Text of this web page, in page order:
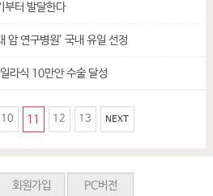
부터 발달한다
암 연구병원’ 국내 유일 선정
라식 10만안 수술 달성
10 11 12 13 NEXT
회원가입 PC버전